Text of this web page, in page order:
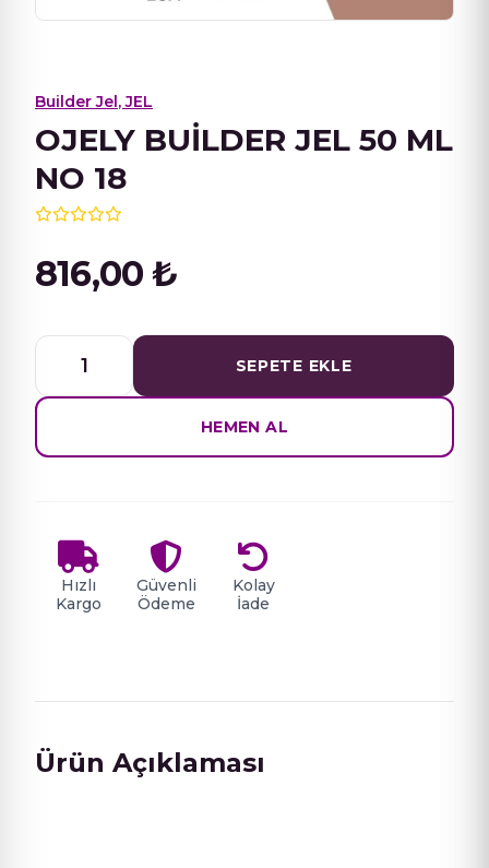
Builder Jel,JEL
OJELY BUİLDER JEL 50 ML
NO 18
816,00 ₺
OJELY
BUİLDER
JEL
ML
SEPETE EKLE
HEMEN AL
Hızlı
Kargo
Güvenli
Ödeme
Kolay
İade
Ürün Açıklaması